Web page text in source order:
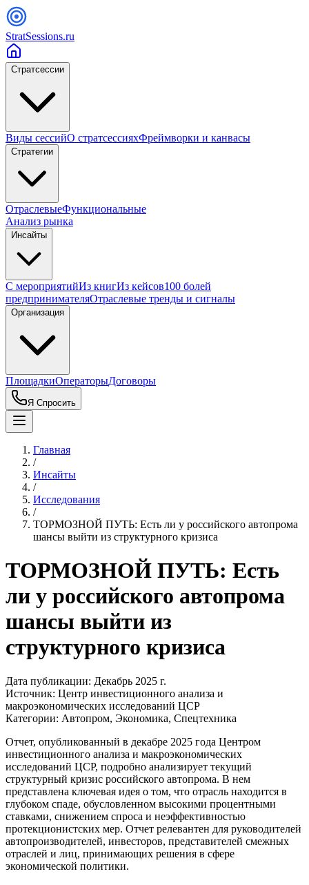
StratSessions.ru
Стратсессии
Виды сессийО стратсессияхФреймворки и канвасы
Стратегии
ОтраслевыеФункциональные
Анализ рынка
Инсайты
С мероприятийИз книгИз кейсов100 болей
предпринимателяОтраслевые тренды и сигналы
Организация
ПлощадкиОператорыДоговоры
Я Спросить
Главная
/
Инсайты
/
Исследования
/
ТОРМОЗНОЙ ПУТЬ: Есть ли у российского автопрома
шансы выйти из структурного кризиса
ТОРМОЗНОЙ ПУТЬ: Есть
ли у российского автопрома
шансы выйти из
структурного кризиса
Дата публикации: Декабрь 2025 г.
Источник: Центр инвестиционного анализа и
макроэкономических исследований ЦСР
Категории: Автопром, Экономика, Спецтехника
Отчет, опубликованный в декабре 2025 года Центром
инвестиционного анализа и макроэкономических
исследований ЦСР, подробно анализирует текущий
структурный кризис российского автопрома. В нем
представлена ключевая идея о том, что отрасль находится в
глубоком спаде, обусловленном высокими процентными
ставками, снижением спроса и неэффективностью
протекционистских мер. Отчет релевантен для руководителей
автопроизводителей, инвесторов, представителей смежных
отраслей и лиц, принимающих решения в сфере
экономической политики.